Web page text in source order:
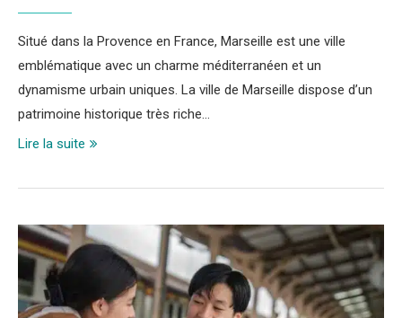
Situé dans la Provence en France, Marseille est une ville
emblématique avec un charme méditerranéen et un
dynamisme urbain uniques. La ville de Marseille dispose d’un
patrimoine historique très riche…
Lire la suite